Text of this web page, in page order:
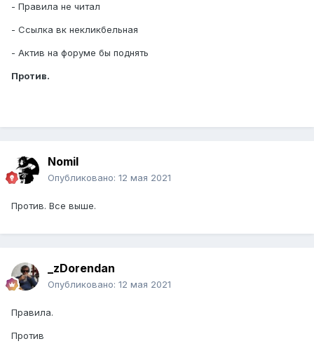
- Правила не читал
- Ссылка вк некликбельная
- Актив на форуме бы поднять
Против.
Nomil
Опубликовано: 12 мая 2021
Против. Все выше.
_zDorendan
Опубликовано: 12 мая 2021
Правила.
Против